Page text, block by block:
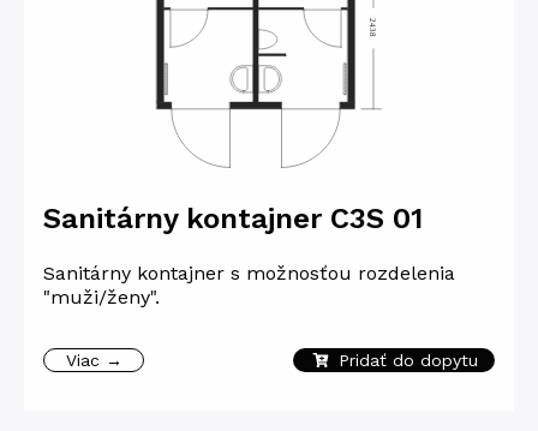
Sanitárny kontajner C3S 01
Sanitárny kontajner s možnosťou rozdelenia
"muži/ženy".
Viac → Pridať do dopytu